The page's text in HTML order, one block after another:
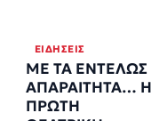
ΕΙΔΉΣΕΙΣ
ΜΕ ΤΑ ΕΝΤΕΛΩΣ
ΑΠΑΡΑΙΤΗΤΑ… Η
ΠΡΩΤΗ